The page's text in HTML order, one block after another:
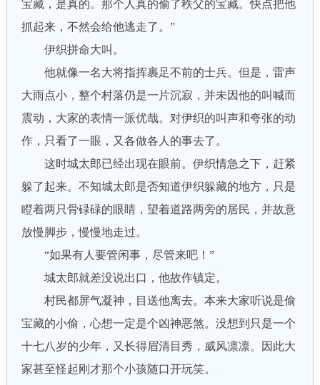
宝藏，是真的。那个人真的偷了秩父的宝藏。快点把他
抓起来，不然会给他逃走了。”
伊织拼命大叫。
他就像一名大将指挥裹足不前的士兵。但是，雷声
大雨点小，整个村落仍是一片沉寂，并未因他的叫喊而
震动，大家的表情一派优哉。对伊织的叫声和夸张的动
作，只看了一眼，又各做各人的事去了。
这时城太郎已经出现在眼前。伊织情急之下，赶紧
躲了起来。不知城太郎是否知道伊织躲藏的地方，只是
瞪着两只骨碌碌的眼睛，望着道路两旁的居民，并故意
放慢脚步，慢慢地走过。
“如果有人要管闲事，尽管来吧！”
城太郎就差没说出口，他故作镇定。
村民都屏气凝神，目送他离去。本来大家听说是偷
宝藏的小偷，心想一定是个凶神恶煞。没想到只是一个
十七八岁的少年，又长得眉清目秀，威风凛凛。因此大
家甚至怪起刚才那个小孩随口开玩笑。